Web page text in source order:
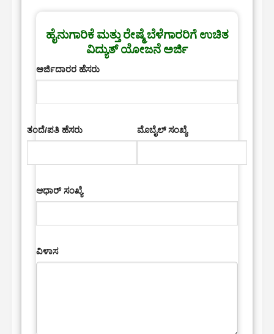
ಹೈನುಗಾರಿಕೆ ಮತ್ತು ರೇಷ್ಮೆ ಬೆಳೆಗಾರರಿಗೆ ಉಚಿತ
ವಿದ್ಯುತ್ ಯೋಜನೆ ಅರ್ಜಿ
ಅರ್ಜಿದಾರರ ಹೆಸರು
ತಂದೆ/ಪತಿ ಹೆಸರು ಮೊಬೈಲ್ ಸಂಖ್ಯೆ
ಆಧಾರ್ ಸಂಖ್ಯೆ
ವಿಳಾಸ